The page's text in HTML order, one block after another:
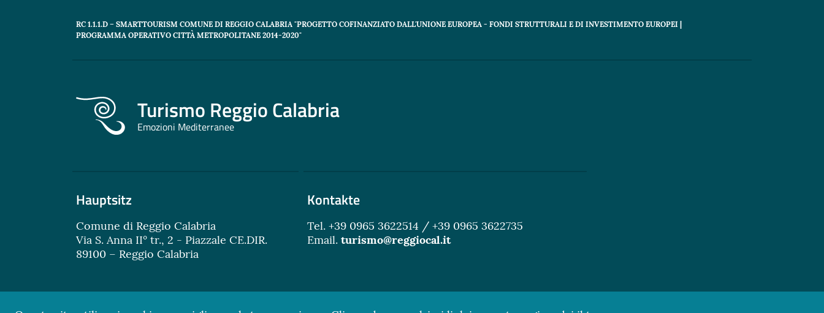
RC 1.1.1.D – SMARTTOURISM COMUNE DI REGGIO CALABRIA "PROGETTO COFINANZIATO DALL'UNIONE EUROPEA - FONDI STRUTTURALI E DI INVESTIMENTO EUROPEI |
PROGRAMMA OPERATIVO CITTÀ METROPOLITANE 2014-2020"
Turismo Reggio Calabria
Emozioni Mediterranee
Hauptsitz
Comune di Reggio Calabria
Via S. Anna II° tr., 2 - Piazzale CE.DIR.
89100 – Reggio Calabria
Kontakte
Tel. +39 0965 3622514 / +39 0965 3622735
Email.turismo@reggiocal.it